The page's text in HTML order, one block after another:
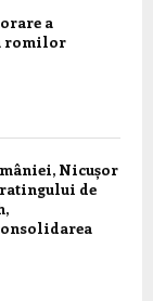
a
romilor
Nicușor
de